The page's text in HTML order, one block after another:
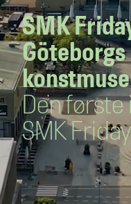
SMK
Göteborgs
Den
SMK